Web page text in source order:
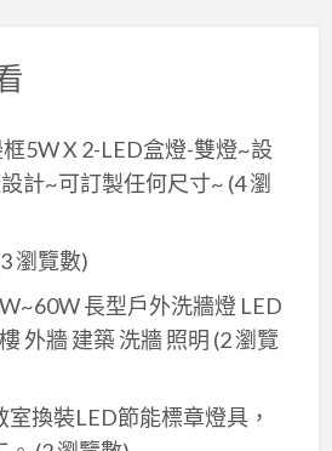
5W X 2-LED盒燈-雙燈~設
計~可訂製任何尺寸~ (4 瀏
瀏覽數)
長型戶外洗牆燈 LED
外牆 建築 洗牆 照明 (2 瀏覽
換裝LED節能標章燈具，